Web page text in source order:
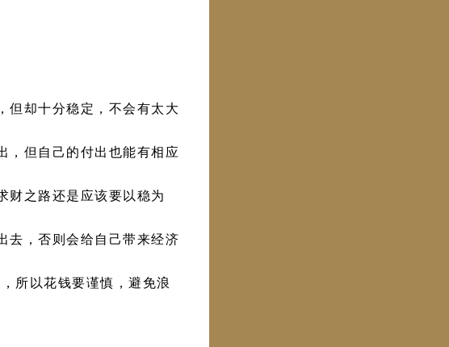
但却十分稳定，不会有太大
，但自己的付出也能有相应
财之路还是应该要以稳为
去，否则会给自己带来经济
所以花钱要谨慎，避免浪